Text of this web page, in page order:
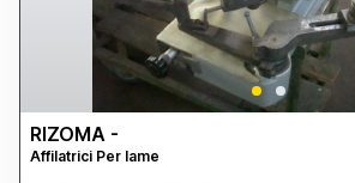
RIZOMA -
Affilatrici Per lame